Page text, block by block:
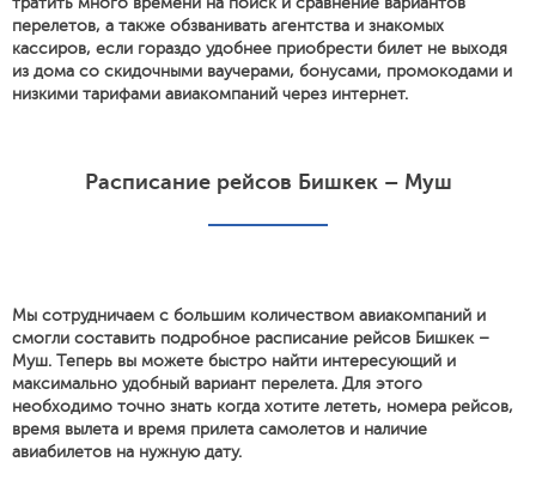
перелетов, а также обзванивать агентства и знакомых
кассиров, если гораздо удобнее приобрести билет не выходя
из дома со скидочными ваучерами, бонусами, промокодами и
низкими тарифами авиакомпаний через интернет.
Расписание рейсов Бишкек – Муш
Мы сотрудничаем с большим количеством авиакомпаний и
смогли составить подробное расписание рейсов Бишкек –
Муш. Теперь вы можете быстро найти интересующий и
максимально удобный вариант перелета. Для этого
необходимо точно знать когда хотите лететь, номера рейсов,
время вылета и время прилета самолетов и наличие
авиабилетов на нужную дату.